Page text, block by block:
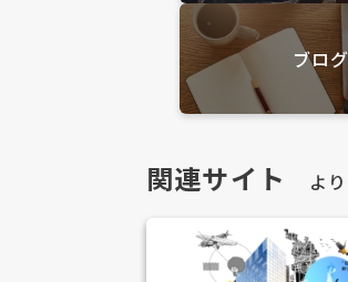
ブログ
関連サイト よ